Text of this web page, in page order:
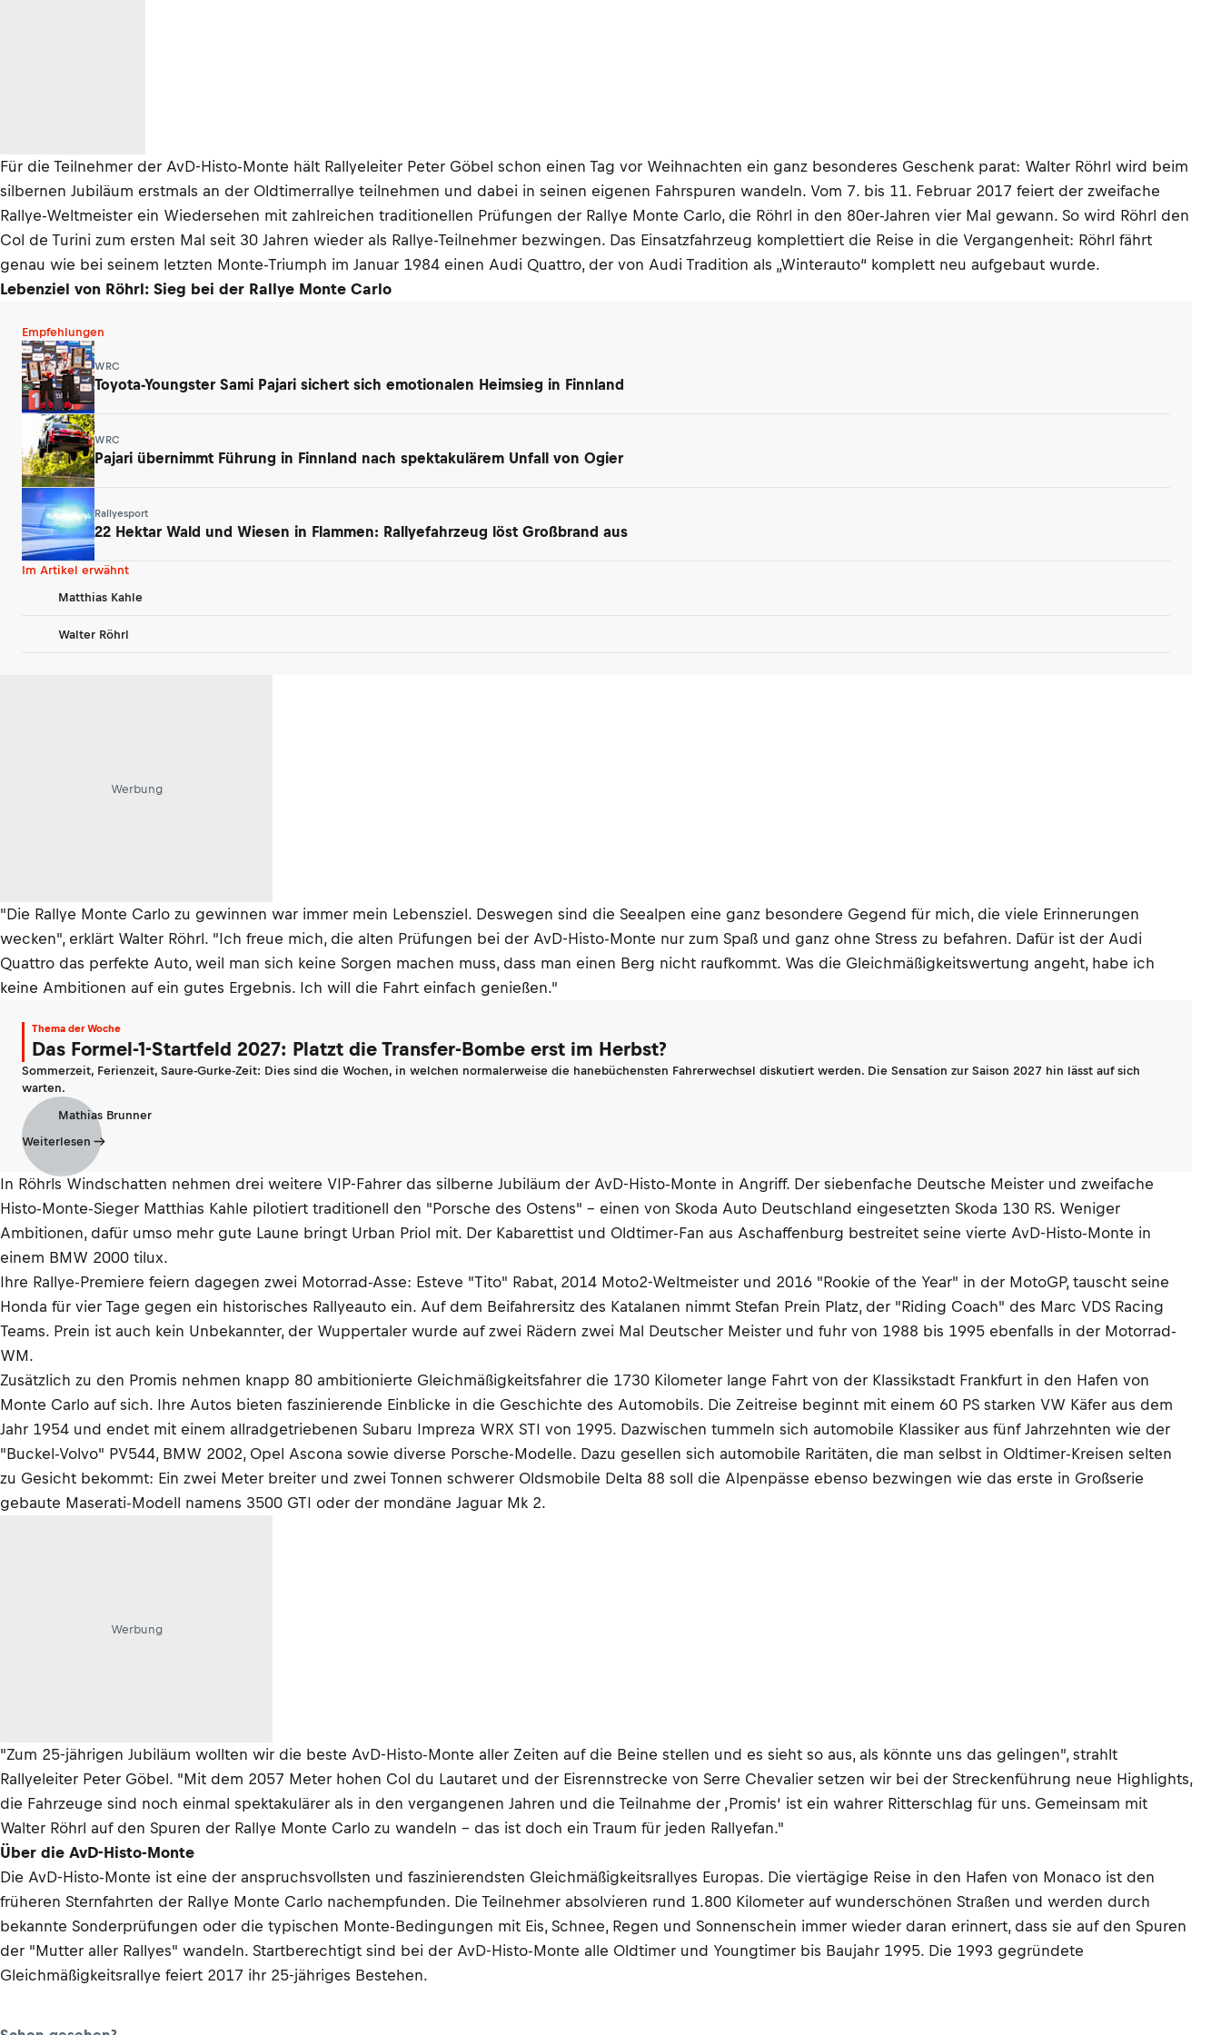
Für die Teilnehmer der AvD-Histo-Monte hält Rallyeleiter Peter Göbel schon einen Tag vor Weihnachten ein ganz besonderes Geschenk parat: Walter Röhrl wird beim
silbernen Jubiläum erstmals an der Oldtimerrallye teilnehmen und dabei in seinen eigenen Fahrspuren wandeln. Vom 7. bis 11. Februar 2017 feiert der zweifache
Rallye-Weltmeister ein Wiedersehen mit zahlreichen traditionellen Prüfungen der Rallye Monte Carlo, die Röhrl in den 80er-Jahren vier Mal gewann. So wird Röhrl den
Col de Turini zum ersten Mal seit 30 Jahren wieder als Rallye-Teilnehmer bezwingen. Das Einsatzfahrzeug komplettiert die Reise in die Vergangenheit: Röhrl fährt
genau wie bei seinem letzten Monte-Triumph im Januar 1984 einen Audi Quattro, der von Audi Tradition als „Winterauto“ komplett neu aufgebaut wurde.
Lebenziel von Röhrl: Sieg bei der Rallye Monte Carlo
Empfehlungen
WRC
Toyota-Youngster Sami Pajari sichert sich emotionalen Heimsieg in Finnland
WRC
Pajari übernimmt Führung in Finnland nach spektakulärem Unfall von Ogier
Rallyesport
22 Hektar Wald und Wiesen in Flammen: Rallyefahrzeug löst Großbrand aus
Im Artikel erwähnt
Matthias Kahle
Walter Röhrl
Werbung
"Die Rallye Monte Carlo zu gewinnen war immer mein Lebensziel. Deswegen sind die Seealpen eine ganz besondere Gegend für mich, die viele Erinnerungen
wecken", erklärt Walter Röhrl. "Ich freue mich, die alten Prüfungen bei der AvD-Histo-Monte nur zum Spaß und ganz ohne Stress zu befahren. Dafür ist der Audi
Quattro das perfekte Auto, weil man sich keine Sorgen machen muss, dass man einen Berg nicht raufkommt. Was die Gleichmäßigkeitswertung angeht, habe ich
keine Ambitionen auf ein gutes Ergebnis. Ich will die Fahrt einfach genießen."
Thema der Woche
Das Formel-1-Startfeld 2027: Platzt die Transfer-Bombe erst im Herbst?
Sommerzeit, Ferienzeit, Saure-Gurke-Zeit: Dies sind die Wochen, in welchen normalerweise die hanebüchensten Fahrerwechsel diskutiert werden. Die Sensation zur Saison 2027 hin lässt auf sich
warten.
Mathias Brunner
Weiterlesen
In Röhrls Windschatten nehmen drei weitere VIP-Fahrer das silberne Jubiläum der AvD-Histo-Monte in Angriff. Der siebenfache Deutsche Meister und zweifache
Histo-Monte-Sieger Matthias Kahle pilotiert traditionell den "Porsche des Ostens" – einen von Skoda Auto Deutschland eingesetzten Skoda 130 RS. Weniger
Ambitionen, dafür umso mehr gute Laune bringt Urban Priol mit. Der Kabarettist und Oldtimer-Fan aus Aschaffenburg bestreitet seine vierte AvD-Histo-Monte in
einem BMW 2000 tilux.
Ihre Rallye-Premiere feiern dagegen zwei Motorrad-Asse: Esteve "Tito" Rabat, 2014 Moto2-Weltmeister und 2016 "Rookie of the Year" in der MotoGP, tauscht seine
Honda für vier Tage gegen ein historisches Rallyeauto ein. Auf dem Beifahrersitz des Katalanen nimmt Stefan Prein Platz, der "Riding Coach" des Marc VDS Racing
Teams. Prein ist auch kein Unbekannter, der Wuppertaler wurde auf zwei Rädern zwei Mal Deutscher Meister und fuhr von 1988 bis 1995 ebenfalls in der Motorrad-
WM.
Zusätzlich zu den Promis nehmen knapp 80 ambitionierte Gleichmäßigkeitsfahrer die 1730 Kilometer lange Fahrt von der Klassikstadt Frankfurt in den Hafen von
Monte Carlo auf sich. Ihre Autos bieten faszinierende Einblicke in die Geschichte des Automobils. Die Zeitreise beginnt mit einem 60 PS starken VW Käfer aus dem
Jahr 1954 und endet mit einem allradgetriebenen Subaru Impreza WRX STI von 1995. Dazwischen tummeln sich automobile Klassiker aus fünf Jahrzehnten wie der
"Buckel-Volvo" PV544, BMW 2002, Opel Ascona sowie diverse Porsche-Modelle. Dazu gesellen sich automobile Raritäten, die man selbst in Oldtimer-Kreisen selten
zu Gesicht bekommt: Ein zwei Meter breiter und zwei Tonnen schwerer Oldsmobile Delta 88 soll die Alpenpässe ebenso bezwingen wie das erste in Großserie
gebaute Maserati-Modell namens 3500 GTI oder der mondäne Jaguar Mk 2.
Werbung
"Zum 25-jährigen Jubiläum wollten wir die beste AvD-Histo-Monte aller Zeiten auf die Beine stellen und es sieht so aus, als könnte uns das gelingen", strahlt
Rallyeleiter Peter Göbel. "Mit dem 2057 Meter hohen Col du Lautaret und der Eisrennstrecke von Serre Chevalier setzen wir bei der Streckenführung neue Highlights,
die Fahrzeuge sind noch einmal spektakulärer als in den vergangenen Jahren und die Teilnahme der ‚Promis‘ ist ein wahrer Ritterschlag für uns. Gemeinsam mit
Walter Röhrl auf den Spuren der Rallye Monte Carlo zu wandeln – das ist doch ein Traum für jeden Rallyefan."
Über die AvD-Histo-Monte
Die AvD-Histo-Monte ist eine der anspruchsvollsten und faszinierendsten Gleichmäßigkeitsrallyes Europas. Die viertägige Reise in den Hafen von Monaco ist den
früheren Sternfahrten der Rallye Monte Carlo nachempfunden. Die Teilnehmer absolvieren rund 1.800 Kilometer auf wunderschönen Straßen und werden durch
bekannte Sonderprüfungen oder die typischen Monte-Bedingungen mit Eis, Schnee, Regen und Sonnenschein immer wieder daran erinnert, dass sie auf den Spuren
der "Mutter aller Rallyes" wandeln. Startberechtigt sind bei der AvD-Histo-Monte alle Oldtimer und Youngtimer bis Baujahr 1995. Die 1993 gegründete
Gleichmäßigkeitsrallye feiert 2017 ihr 25-jähriges Bestehen.